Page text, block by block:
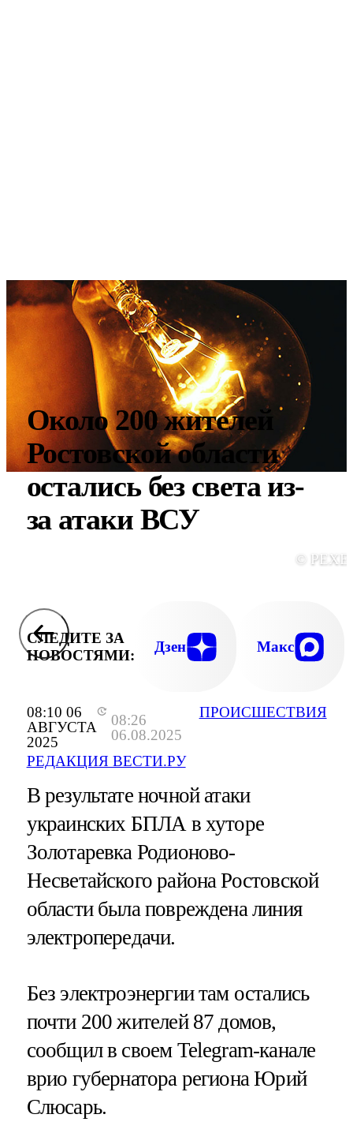
08:10 06
АВГУСТА
2025
08:26
06.08.2025
РЕДАКЦИЯ ВЕСТИ.РУ
ПРОИСШЕСТВИЯ
Около 200 жителей
Ростовской области
остались без света из-
за атаки ВСУ
©
СЛЕДИТЕ ЗА
НОВОСТЯМИ:
Дзен Макс
В результате ночной атаки
украинских БПЛА в хуторе
Золотаревка Родионово-
Несветайского района Ростовской
области была повреждена линия
электропередачи.
Без электроэнергии там остались
почти 200 жителей 87 домов,
сообщил в своем Telegram-канале
врио губернатора региона Юрий
Слюсарь.